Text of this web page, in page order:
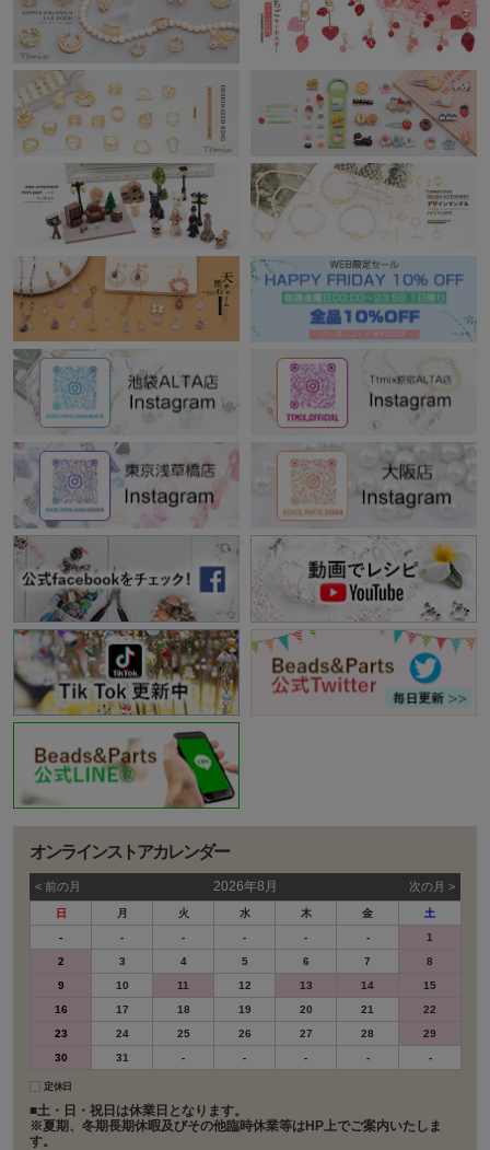
オンラインストアカレンダー
< 前の⽉ 2026年8月 次の⽉ >
日 月 火 水 木 金
土
-
- - - - -
1
2
3 4 5 6 7
8
9
10 11 12 13 14
15
16
17 18 19 20 21
22
23
24 25 26 27 28
29
30
31 - - - - -
定休日
■土・日・祝日は休業日となります。
※夏期、冬期長期休暇及びその他臨時休業等はHP上でご案内いたしま
す。